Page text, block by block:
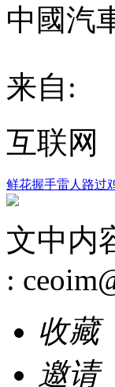
中國汽
来自:
互联网
鲜花握手雷人 路过
文中内
:
收藏
邀请